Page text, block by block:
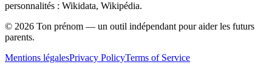
personnalités : Wikidata, Wikipédia.
© 2026 Ton prénom — un outil indépendant pour aider les futurs
parents.
Mentions légalesPrivacy PolicyTerms of Service